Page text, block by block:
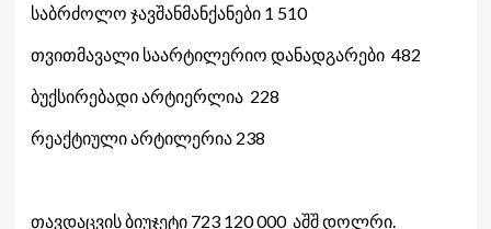
საბრძოლო ჯავშანმანქანები 1 510
თვითმავალი საარტილერიო დანადგარები 482
ბუქსირებადი არტიერლია 228
რეაქტიული არტილერია 238
თავდაცვის ბიუჯეტი 723 120 000 აშშ დოლრი.